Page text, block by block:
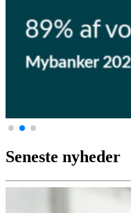
Seneste nyheder